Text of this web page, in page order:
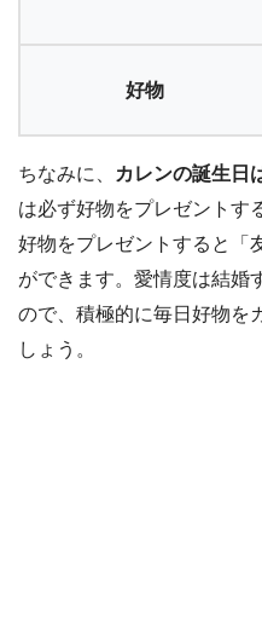
好物
ちなみに、 カレンの誕生日
は必ず好物をプレゼントす
好物をプレゼントすると「
ができます。愛情度は結婚
ので、積極的に毎日好物を
しょう。